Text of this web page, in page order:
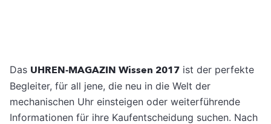
Das UHREN-MAGAZIN Wissen 2017 ist der perfekte
Begleiter, für all jene, die neu in die Welt der
mechanischen Uhr einsteigen oder weiterführende
Informationen für ihre Kaufentscheidung suchen. Nach